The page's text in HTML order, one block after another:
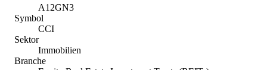
A12GN3
Symbol
CCI
Sektor
Immobilien
Branche